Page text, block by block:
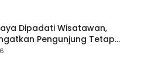
Dipadati Wisatawan,
Pengunjung Tetap